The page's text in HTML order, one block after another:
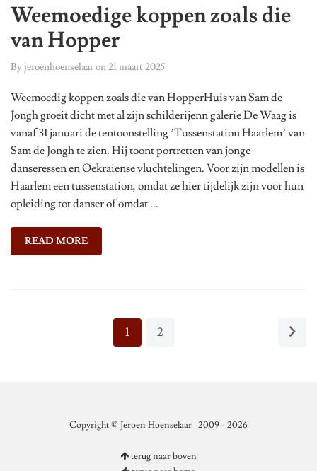
Weemoedige koppen zoals die
van Hopper
Byjeroenhoenselaaron21 maart 2025
Weemoedig koppen zoals die van HopperHuis van Sam de
Jongh groeit dicht met al zijn schilderijenn galerie De Waag is
vanaf 31 januari de tentoonstelling ’Tussenstation Haarlem’ van
Sam de Jongh te zien. Hij toont portretten van jonge
danseressen en Oekraiense vluchtelingen. Voor zijn modellen is
Haarlem een tussenstation, omdat ze hier tijdelijk zijn voor hun
opleiding tot danser of omdat ...
READ MORE
1 2
Copyright © Jeroen Hoenselaar | 2009 - 2026
terug naar boven